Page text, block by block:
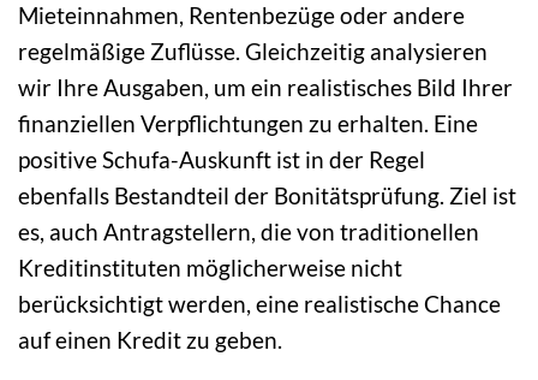
Mieteinnahmen, Rentenbezüge oder andere
regelmäßige Zuflüsse. Gleichzeitig analysieren
wir Ihre Ausgaben, um ein realistisches Bild Ihrer
finanziellen Verpflichtungen zu erhalten. Eine
positive Schufa-Auskunft ist in der Regel
ebenfalls Bestandteil der Bonitätsprüfung. Ziel ist
es, auch Antragstellern, die von traditionellen
Kreditinstituten möglicherweise nicht
berücksichtigt werden, eine realistische Chance
auf einen Kredit zu geben.